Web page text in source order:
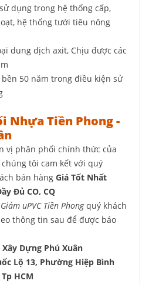
dụng trong hệ thống cấp,
hệ thống tưới tiêu nông
dung dịch axit, Chịu được các
50 năm trong điều kiện sử
Nhựa Tiền Phong -
vị phân phối chính thức của
tôi cam kết với quý
bán hàng Giá Tốt Nhất
Đủ CO, CQ
uPVC Tiền Phongquý khách
thông tin sau để được báo
Dựng Phú Xuân
Lộ 13, Phường Hiệp Bình
HCM